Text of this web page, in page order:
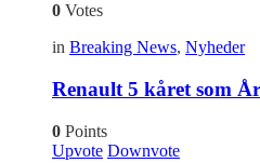
0 Votes
in Breaking News, Nyheder
Renault 5 kåret som
0 Points
Upvote Downvote